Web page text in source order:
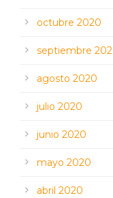
octubre 2020
septiembre
agosto 2020
julio 2020
junio 2020
mayo 2020
abril 2020